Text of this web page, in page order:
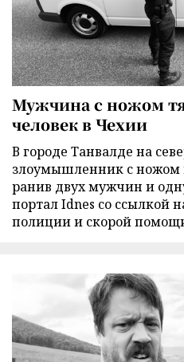
Мужчина с ножом
человек в Чехии
В городе Танвалде на
злоумышленник с ножом
ранив двух мужчин и
портал Idnes со ссылкой
полиции и скорой